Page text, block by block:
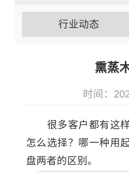
行业动态
熏蒸
时间：
很多客户都有这样
怎么选择？哪一种用
盘两者的区别。